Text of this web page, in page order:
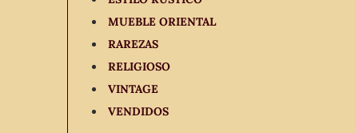
MUEBLE ORIENTAL
RAREZAS
RELIGIOSO
VINTAGE
VENDIDOS